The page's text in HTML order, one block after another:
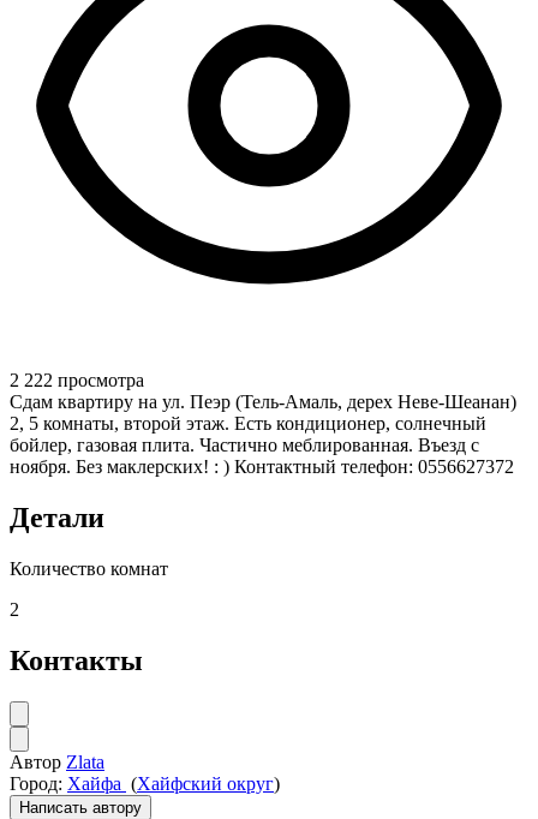
2 222 просмотра
Сдам квартиру на ул. Пеэр (Тель-Амаль, дерех Неве-Шеанан)
2, 5 комнаты, второй этаж. Есть кондиционер, солнечный
бойлер, газовая плита. Частично меблированная. Въезд с
ноября. Без маклерских! : ) Контактный телефон: 0556627372
Детали
Количество комнат
2
Контакты
Автор Zlata
Город: Хайфа (Хайфский округ)
Написать автору